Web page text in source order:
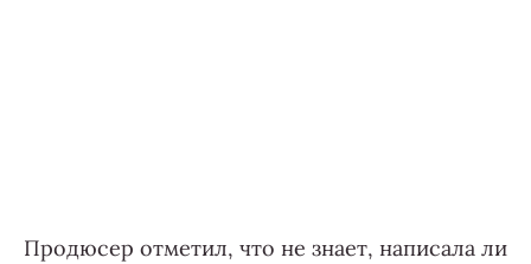
Продюсер отметил, что не знает, написала ли